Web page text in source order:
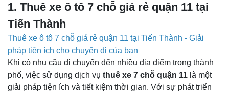
1. Thuê xe ô tô 7 chỗ giá rẻ quận 11 tại
Tiến Thành
Thuê xe ô tô 7 chỗ giá rẻ quận 11 tại Tiến Thành - Giải
pháp tiện ích cho chuyến đi của bạn
Khi có nhu cầu di chuyển đến nhiều địa điểm trong thành
phố, việc sử dụng dịch vụ thuê xe 7 chỗ quận 11 là một
giải pháp tiện ích và tiết kiệm thời gian. Với sự phát triển